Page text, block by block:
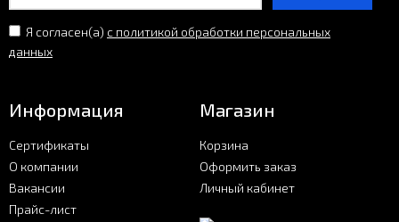
Я согласен(a) с политикой обработки персональных
данных
Информация
Сертификаты
О компании
Вакансии
Прайс-лист
Магазин
Корзина
Оформить заказ
Личный кабинет